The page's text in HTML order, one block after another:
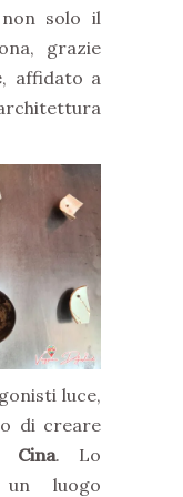
solo il
grazie
, affidato a
luce,
di creare
Cina. Lo
luogo